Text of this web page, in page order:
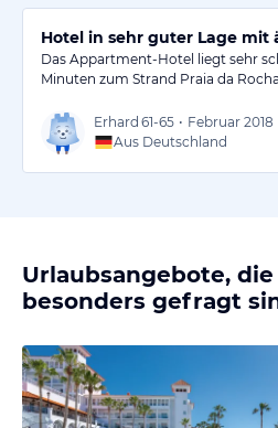
Hotel in sehr guter Lage mit
Das Appartment-Hotel liegt sehr
Minuten zum Strand Praia da
Erhard 61-65 • Februar 2018
Aus Deutschland
Urlaubsangebote,
besonders gefragt